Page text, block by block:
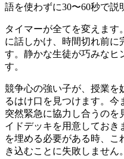
語を使わずに30〜60秒で説
タイマーが全てを変えます
に話しかけ、時間切れ前に
す。静かな生徒が巧みなヒ
す。
競争心の強い子が、授業を
るはけ口を見つけます。
突然緊急に協力し合うのを
イドデッキを用意してお
を埋める必要がある時、こ
き込むことに失敗しません。